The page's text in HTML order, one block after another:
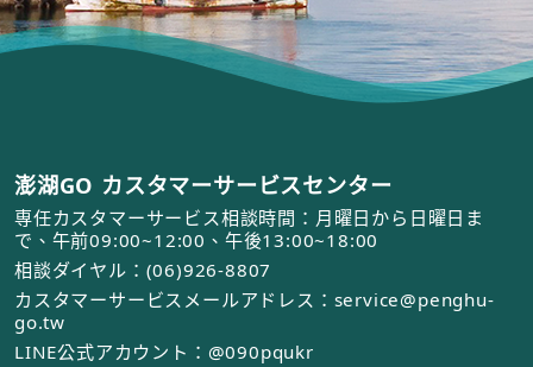
澎湖GO カスタマーサービスセンター
専任カスタマーサービス相談時間：月曜日から日曜日ま
で、午前09:00~12:00、午後13:00~18:00
相談ダイヤル：(06)926-8807
カスタマーサービスメールアドレス：service@penghu-
go.tw
LINE公式アカウント：@090pqukr